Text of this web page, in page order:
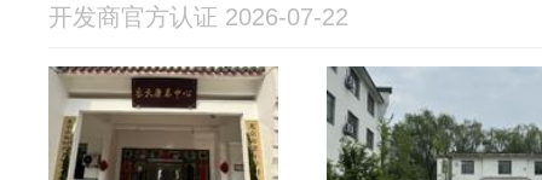
开发商官方认证 2026-07-22